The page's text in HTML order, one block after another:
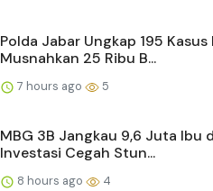
Polda Jabar Ungkap 195 Kasus
Musnahkan 25 Ribu B...
7 hours ago 5
MBG 3B Jangkau 9,6 Juta Ibu
Investasi Cegah Stun...
8 hours ago 4